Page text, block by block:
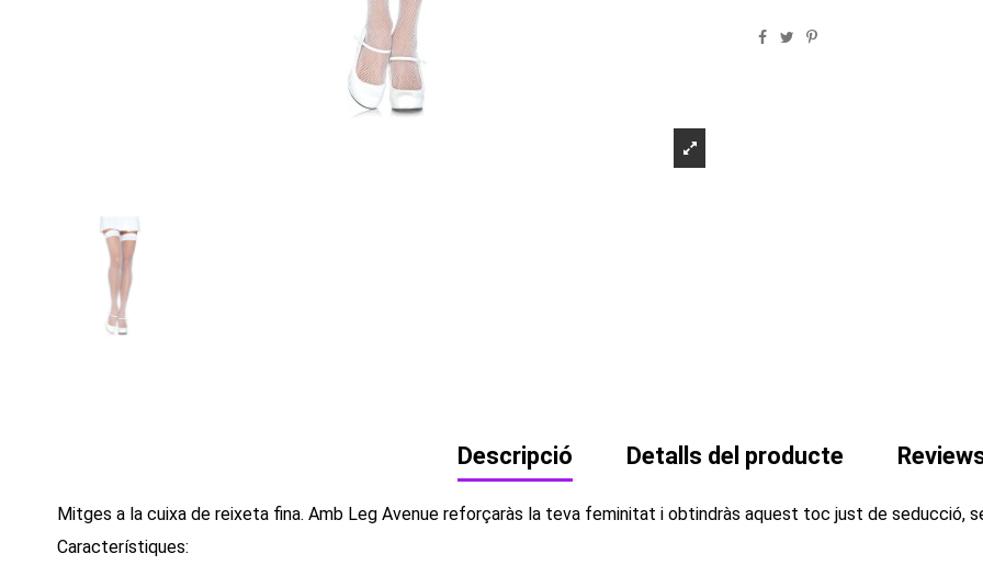
Descripció Detalls del producte
Mitges a la cuixa de reixeta fina. Amb Leg Avenue reforçaràs la teva feminitat i obtindràs aquest toc just de seducció,
Característiques: ​